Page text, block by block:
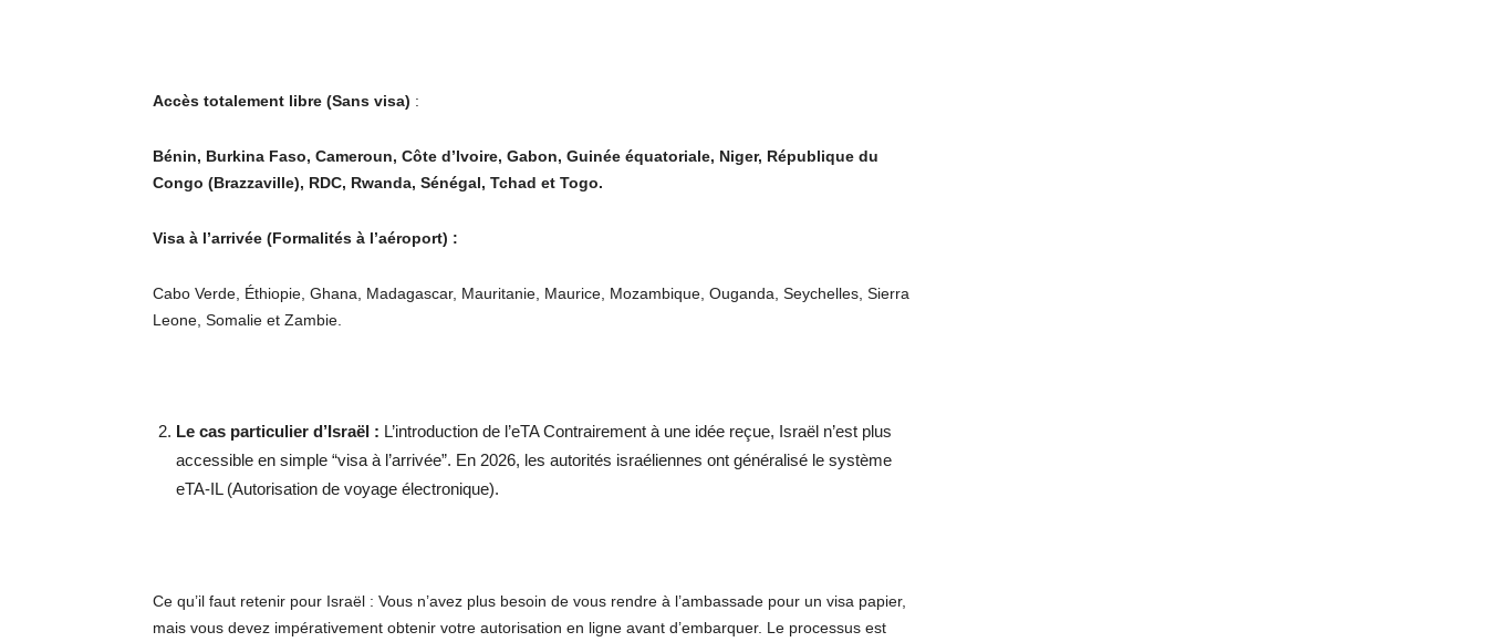
Accès totalement libre (Sans visa) :
Bénin, Burkina Faso, Cameroun, Côte d’Ivoire, Gabon, Guinée équatoriale, Niger, République du
Congo (Brazzaville), RDC, Rwanda, Sénégal, Tchad et Togo.
Visa à l’arrivée (Formalités à l’aéroport) :
Cabo Verde, Éthiopie, Ghana, Madagascar, Mauritanie, Maurice, Mozambique, Ouganda, Seychelles, Sierra
Leone, Somalie et Zambie.
Le cas particulier d’Israël : L’introduction de l’eTA Contrairement à une idée reçue, Israël n’est plus
accessible en simple “visa à l’arrivée”. En 2026, les autorités israéliennes ont généralisé le système
eTA-IL (Autorisation de voyage électronique).
Ce qu’il faut retenir pour Israël : Vous n’avez plus besoin de vous rendre à l’ambassade pour un visa papier,
mais vous devez impérativement obtenir votre autorisation en ligne avant d’embarquer. Le processus est